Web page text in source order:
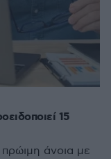
15
άνοια με